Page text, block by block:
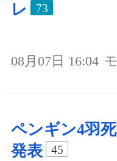
レ
73
08月07日 16:04
ペンギン4羽
発表
45